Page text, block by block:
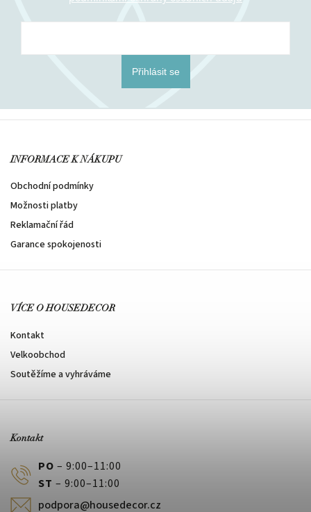
Přihlásit se
INFORMACE K NÁKUPU
Obchodní podmínky
Možnosti platby
Reklamační řád
Garance spokojenosti
VÍCE O HOUSEDECOR
Kontakt
Velkoobchod
Soutěžíme a vyhráváme
Kontakt
PO – 9:00–11:00
ST – 9:00–11:00
podpora@housedecor.cz